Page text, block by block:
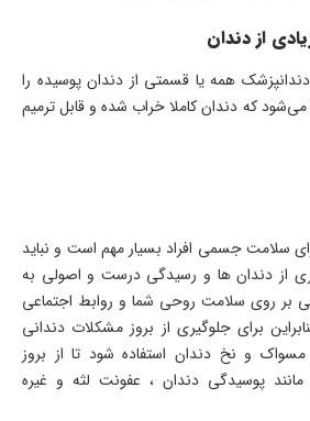
از دندان
همه یا قسمتی از دندان پوسیده را
می‌شود که دندان کاملا خراب شده و قابل ترمیم
سلامت جسمی افراد بسیار مهم است و نباید
از دندان ها و رسیدگی درست و اصولی به
بر روی سلامت روحی شما و روابط اجتماعی
برای جلوگیری از بروز مشکلات دندانی
و نخ دندان استفاده شود تا از بروز
مانند پوسیدگی دندان ، عفونت لثه و غیره